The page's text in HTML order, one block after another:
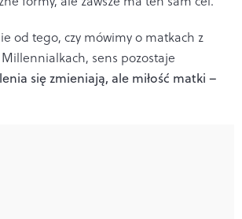
od tego, czy mówimy o matkach z
sens pozostaje
się zmieniają, ale miłość matki –